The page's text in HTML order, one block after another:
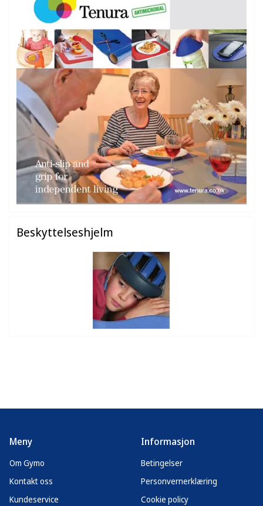
Beskyttelseshjelm
Meny
Om Gymo
Kontakt oss
Kundeservice
Informasjon
Betingelser
Personvernerklæring
Cookie policy